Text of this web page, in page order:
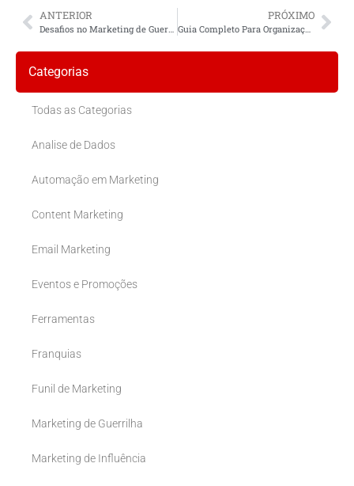
ANTERIOR
Desafios no Marketing de Guerrilha para Negócios Locais
PRÓXIMO
Guia Completo Para Organização de Eventos Locais Para Empresas
Categorias
Todas as Categorias
Analise de Dados
Automação em Marketing
Content Marketing
Email Marketing
Eventos e Promoções
Ferramentas
Franquias
Funil de Marketing
Marketing de Guerrilha
Marketing de Influência